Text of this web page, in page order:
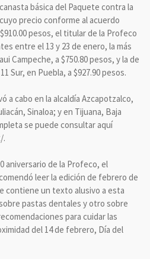
básica del Paquete contra la
precio conforme al acuerdo
pesos, el titular de la Profeco
entre el 13 y 23 de enero, la más
Campeche, a $750.80 pesos, y la de
Sur, en Puebla, a $927.90 pesos.
a cabo en la alcaldía Azcapotzalco,
Sinaloa; y en Tijuana, Baja
se puede consultar aquí
.
aniversario de la Profeco, el
leer la edición de febrero de
contiene un texto alusivo a esta
pastas dentales y otro sobre
para cuidar las
del 14 de febrero, Día del